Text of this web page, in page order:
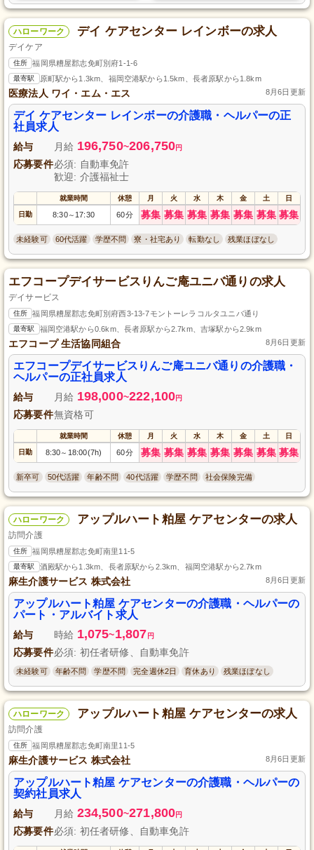
ハローワーク デイ ケアセンター レインボーの求人
デイケア
住所 福岡県糟屋郡志免町別府1-1-6
最寄駅 原町駅から1.3km、福岡空港駅から1.5km、長者原駅から1.8km
医療法人 ワイ・エム・エス 8月6日更新
デイ ケアセンター レインボーの介護職・ヘルパーの正
社員求人
給与 月給 196,750~206,750円
応募要件必須: 自動車免許
歓迎: 介護福祉士
就業時間 休憩 月 火 水 木 金 土 日
日勤 8:30～ 17:30 60分 募集 募集 募集 募集 募集 募集 募集
未経験可 60代活躍 学歴不問 寮・社宅あり 転勤なし 残業ほぼなし
エフコープデイサービスりんご庵ユニバ通りの求人
デイサービス
住所 福岡県糟屋郡志免町別府西3-13-7モントーレラコルタユニバ通り
最寄駅 福岡空港駅から0.6km、長者原駅から2.7km、吉塚駅から2.9km
エフコープ 生活協同組合 8月6日更新
エフコープデイサービスりんご庵ユニバ通りの介護職・
ヘルパーの正社員求人
給与 月給 198,000~222,100円
応募要件無資格可
就業時間 休憩 月 火 水 木 金 土 日
日勤 8:30～ 18:00(7h) 60分 募集 募集 募集 募集 募集 募集 募集
新卒可 50代活躍 年齢不問 40代活躍 学歴不問 社会保険完備
ハローワーク アップルハート粕屋 ケアセンターの求人
訪問介護
住所 福岡県糟屋郡志免町南里11-5
最寄駅 酒殿駅から1.3km、長者原駅から2.3km、福岡空港駅から2.7km
麻生介護サービス 株式会社 8月6日更新
アップルハート粕屋 ケアセンターの介護職・ヘルパーの
パート・アルバイト求人
給与 時給 1,075~1,807 円
応募要件必須: 初任者研修、自動車免許
未経験可 年齢不問 学歴不問 完全週休2日 育休あり 残業ほぼなし
ハローワーク アップルハート粕屋 ケアセンターの求人
訪問介護
住所 福岡県糟屋郡志免町南里11-5
麻生介護サービス 株式会社 8月6日更新
アップルハート粕屋 ケアセンターの介護職・ヘルパーの
契約社員求人
給与 月給 234,500~271,800円
応募要件必須: 初任者研修、自動車免許